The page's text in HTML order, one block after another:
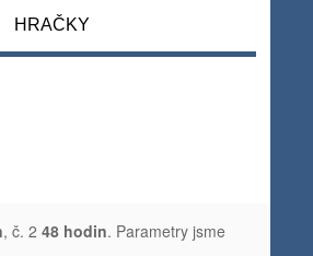
HRAČKY
, č. 2 48 hodin. Parametry jsme